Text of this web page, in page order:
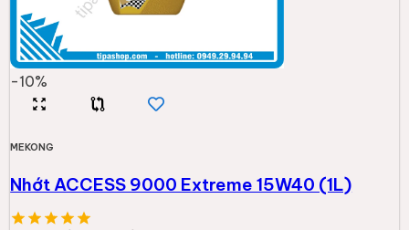
-10%
MEKONG
Nhớt ACCESS 9000 Extreme 15W40 (1L)